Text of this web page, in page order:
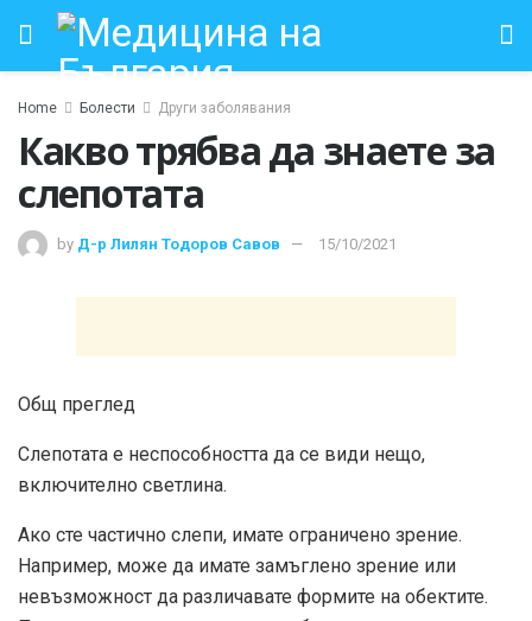
Home Болести Други заболявания
Какво трябва да знаете за
слепотата
by Д-р Лилян Тодоров Савов 15/10/2021
Общ преглед
Слепотата е неспособността да се види нещо,
включително светлина.
Ако сте частично слепи, имате ограничено зрение.
Например, може да имате замъглено зрение или
невъзможност да различавате формите на обектите.